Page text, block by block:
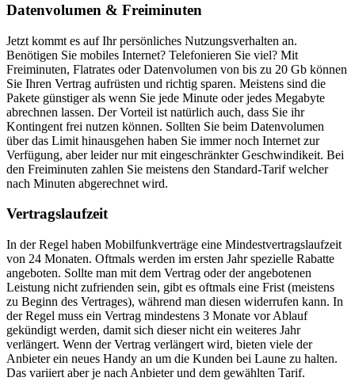
Datenvolumen & Freiminuten
Jetzt kommt es auf Ihr persönliches Nutzungsverhalten an.
Benötigen Sie mobiles Internet? Telefonieren Sie viel? Mit
Freiminuten, Flatrates oder Datenvolumen von bis zu 20 Gb können
Sie Ihren Vertrag aufrüsten und richtig sparen. Meistens sind die
Pakete günstiger als wenn Sie jede Minute oder jedes Megabyte
abrechnen lassen. Der Vorteil ist natürlich auch, dass Sie ihr
Kontingent frei nutzen können. Sollten Sie beim Datenvolumen
über das Limit hinausgehen haben Sie immer noch Internet zur
Verfügung, aber leider nur mit eingeschränkter Geschwindikeit. Bei
den Freiminuten zahlen Sie meistens den Standard-Tarif welcher
nach Minuten abgerechnet wird.
Vertragslaufzeit
In der Regel haben Mobilfunkverträge eine Mindestvertragslaufzeit
von 24 Monaten. Oftmals werden im ersten Jahr spezielle Rabatte
angeboten. Sollte man mit dem Vertrag oder der angebotenen
Leistung nicht zufrienden sein, gibt es oftmals eine Frist (meistens
zu Beginn des Vertrages), während man diesen widerrufen kann. In
der Regel muss ein Vertrag mindestens 3 Monate vor Ablauf
gekündigt werden, damit sich dieser nicht ein weiteres Jahr
verlängert. Wenn der Vertrag verlängert wird, bieten viele der
Anbieter ein neues Handy an um die Kunden bei Laune zu halten.
Das variiert aber je nach Anbieter und dem gewählten Tarif.